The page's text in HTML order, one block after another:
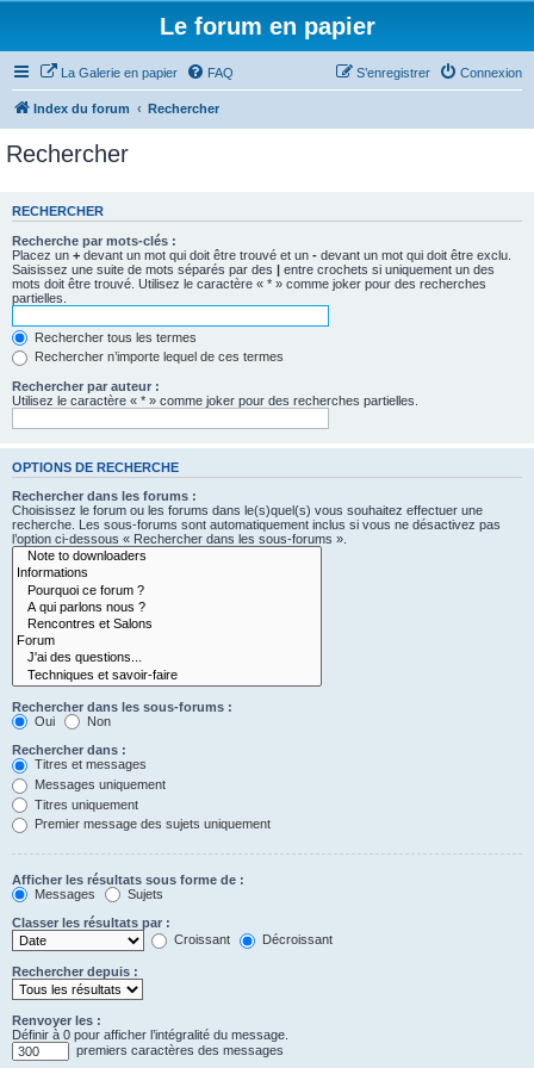
Le forum en papier
La Galerie en papier FAQ Connexion
S’enregistrer
Index du forum Rechercher
Rechercher
RECHERCHER
Recherche par mots-clés :
Placez un + devant un mot qui doit être trouvé et un - devant un mot qui doit être exclu.
Saisissez une suite de mots séparés par des | entre crochets si uniquement un des
mots doit être trouvé. Utilisez le caractère « * » comme joker pour des recherches
partielles.
Rechercher tous les termes
Rechercher n’importe lequel de ces termes
Rechercher par auteur :
Utilisez le caractère « * » comme joker pour des recherches partielles.
OPTIONS DE RECHERCHE
Rechercher dans les forums :
Choisissez le forum ou les forums dans le(s)quel(s) vous souhaitez effectuer une
recherche. Les sous-forums sont automatiquement inclus si vous ne désactivez pas
l’option ci-dessous « Rechercher dans les sous-forums ».
Rechercher dans les sous-forums :
Oui
Non
Rechercher dans :
Titres et messages
Messages uniquement
Titres uniquement
Premier message des sujets uniquement
Afficher les résultats sous forme de :
Messages
Sujets
Classer les résultats par :
Croissant
Décroissant
Rechercher depuis :
Renvoyer les :
Définir à 0 pour afficher l’intégralité du message.
premiers caractères des messages